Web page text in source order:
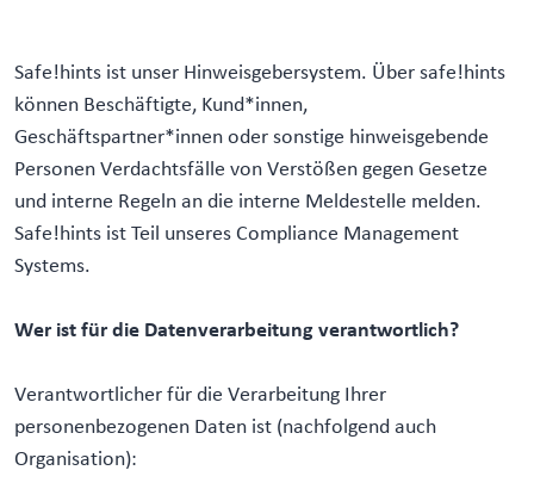
Safe!hints ist unser Hinweisgebersystem. Über safe!hints
können Beschäftigte, Kund*innen,
Geschäftspartner*innen oder sonstige hinweisgebende
Personen Verdachtsfälle von Verstößen gegen Gesetze
und interne Regeln an die interne Meldestelle melden.
Safe!hints ist Teil unseres Compliance Management
Systems.
Wer ist für die Datenverarbeitung verantwortlich?
Verantwortlicher für die Verarbeitung Ihrer
personenbezogenen Daten ist (nachfolgend auch
Organisation):